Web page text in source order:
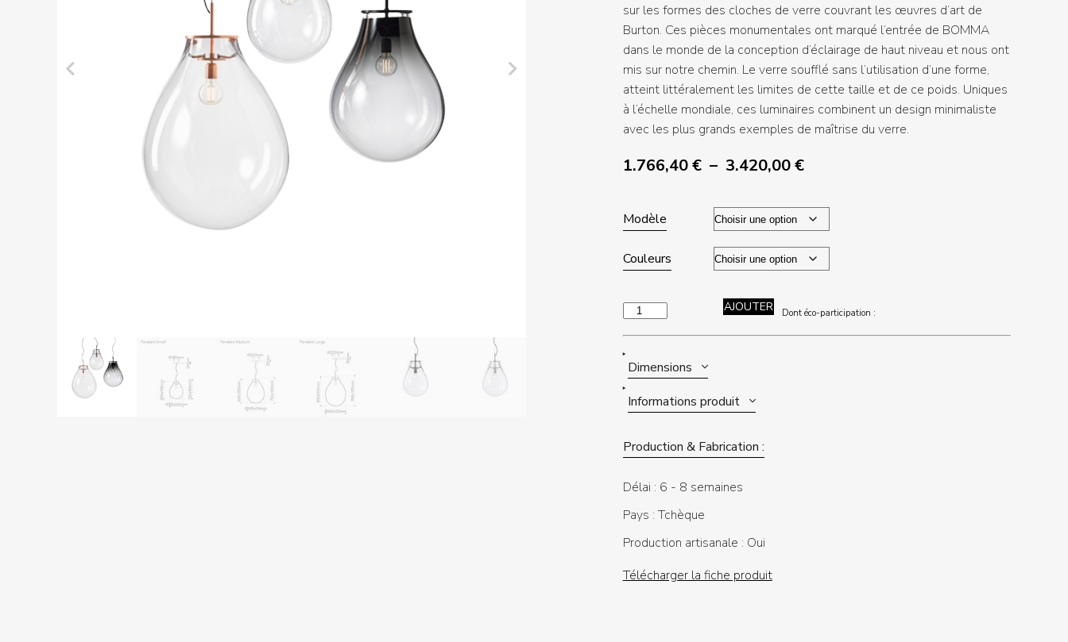
sur les formes des cloches de verre couvrant les œuvres d’art de
Burton. Ces pièces monumentales ont marqué l’entrée de BOMMA
dans le monde de la conception d’éclairage de haut niveau et nous ont
mis sur notre chemin. Le verre soufflé sans l’utilisation d’une forme,
atteint littéralement les limites de cette taille et de ce poids. Uniques
à l’échelle mondiale, ces luminaires combinent un design minimaliste
avec les plus grands exemples de maîtrise du verre.
1.766,40€ – 3.420,00€Plage
prix :
1.766,40 €
à
3.420,00 €
Modèle
Couleurs
quantité AJOUTER Dont éco-participation :
Dimensions
Informations produit
Production & Fabrication :
Délai : 6 - 8 semaines
Pays :Tchèque
Production artisanale : Oui
Télécharger la fiche produit